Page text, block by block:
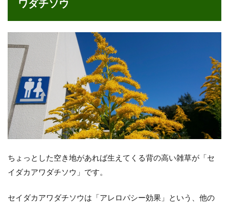
ワダチソウ
ちょっとした空き地があれば生えてくる背の高い雑草が「セ
イダカアワダチソウ」です。
セイダカアワダチソウは「アレロパシー効果」という、他の